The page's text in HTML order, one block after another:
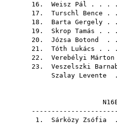
16. Weisz Pál . . .
17. Turschl Bence .
18. Barta Gergely .
19. Skrop Tamás . .
20. Józsa Botond .
21. Tóth Lukács . .
22. Verebélyi Márton
23. Veszelszki
Szalay Levente .
1. Sárközy Zsófia .